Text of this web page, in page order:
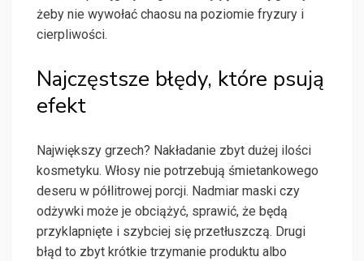
żeby nie wywołać chaosu na poziomie fryzury i
cierpliwości.
Najczęstsze błędy, które psują
efekt
Największy grzech? Nakładanie zbyt dużej ilości
kosmetyku. Włosy nie potrzebują śmietankowego
deseru w półlitrowej porcji. Nadmiar maski czy
odżywki może je obciążyć, sprawić, że będą
przyklapnięte i szybciej się przetłuszczą. Drugi
błąd to zbyt krótkie trzymanie produktu albo